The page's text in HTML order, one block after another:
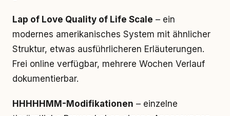
Lap of Love Quality of Life Scale – ein
modernes amerikanisches System mit ähnlicher
Struktur, etwas ausführlicheren Erläuterungen.
Frei online verfügbar, mehrere Wochen Verlauf
dokumentierbar.
HHHHHMM-Modifikationen – einzelne